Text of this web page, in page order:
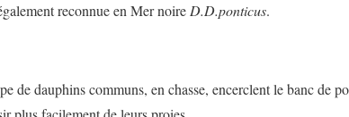
reconnue en Mer noire D.D.ponticus.
de dauphins communs, en chasse, encerclent le banc de